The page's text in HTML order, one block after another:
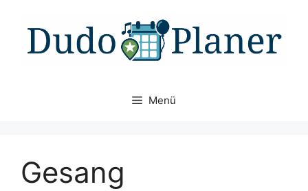
Inhalt
springen
Menü
Gesang